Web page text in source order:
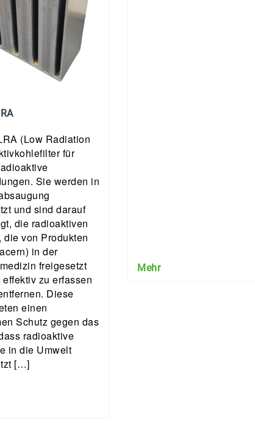
(Low Radiation
für
Sie werden in
und sind darauf
die radioaktiven
die von Produkten
in der
freigesetzt
zu erfassen
Diese
einen
Schutz gegen das
radioaktive
in die Umwelt
[…]
Mehr